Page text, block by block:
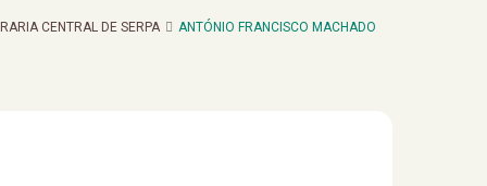
CENTRAL DE SERPA ANTÓNIO FRANCISCO MACHADO